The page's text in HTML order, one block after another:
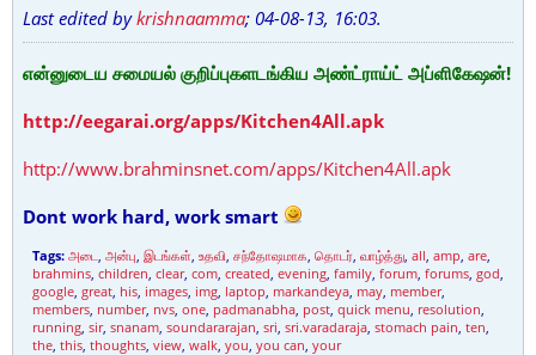
Last edited bykrishnaamma; 04-08-13, 16:03.
என்னுடைய சமையல் குறிப்புகளடங்கிய அண்ட்ராய்ட் அப்ளிகேஷன்!
http://eegarai.org/apps/Kitchen4All.apk
http://www.brahminsnet.com/apps/Kitchen4All.apk
Dont work hard, work smart
Tags: அடை, அன்பு, இடங்கள், உதவி, சந்தோஷமாக, தொடர், வாழ்த்து, all, amp, are,
brahmins, children, clear, com, created, evening, family, forum, forums, god,
google, great, his, images, img, laptop, markandeya, may, member,
members, number, nvs, one, padmanabha, post, quick menu, resolution,
running, sir, snanam, soundararajan, sri, sri.varadaraja, stomach pain, ten,
the, this, thoughts, view, walk, you, you can, your